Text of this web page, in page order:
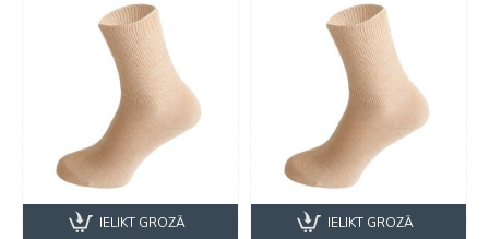
IELIKT GROZĀ IELIKT GROZĀ